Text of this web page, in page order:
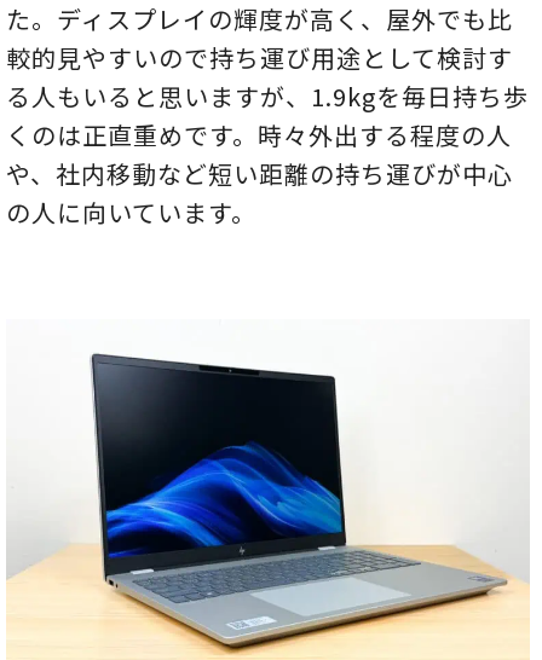
た。ディスプレイの輝度が高く、屋外でも比
較的見やすいので持ち運び用途として検討す
る人もいると思いますが、1.9kgを毎日持ち歩
くのは正直重めです。時々外出する程度の人
や、社内移動など短い距離の持ち運びが中心
の人に向いています。